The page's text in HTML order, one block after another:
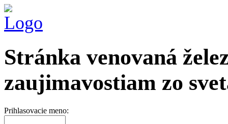
Stránka venovaná
zaujimavostiam zo
Prihlasovacie meno: